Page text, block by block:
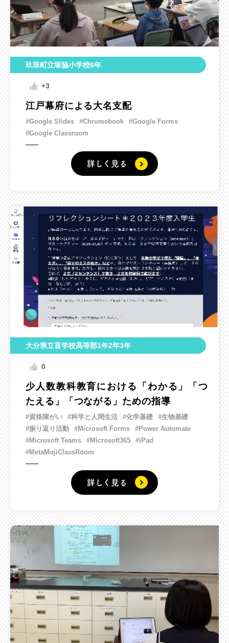
玖珠町立塚脇小学校6年
+3
江戸幕府による大名支配
#Google Slides #Chromebook
#Google Forms
#Google Classroom
詳しく見る
大分県立盲学校高等部1年2年3年
0
少人数教科教育における「わかる」「つ
たえる」「つながる」ための指導
#資格障がい #科学と人間生活 #化学基礎
#生物基礎
#振り返り活動
#Microsoft Forms
#Power Automate
#Microsoft Teams
#Microsoft365
#iPad
#MetaMojiClassRoom
詳しく見る